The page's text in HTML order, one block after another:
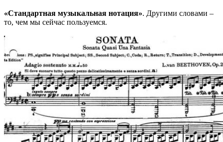
«Стандартная музыкальная нотация». Другими словами –
то, чем мы сейчас пользуемся.